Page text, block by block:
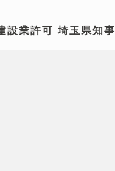
設業許可 埼玉県知事